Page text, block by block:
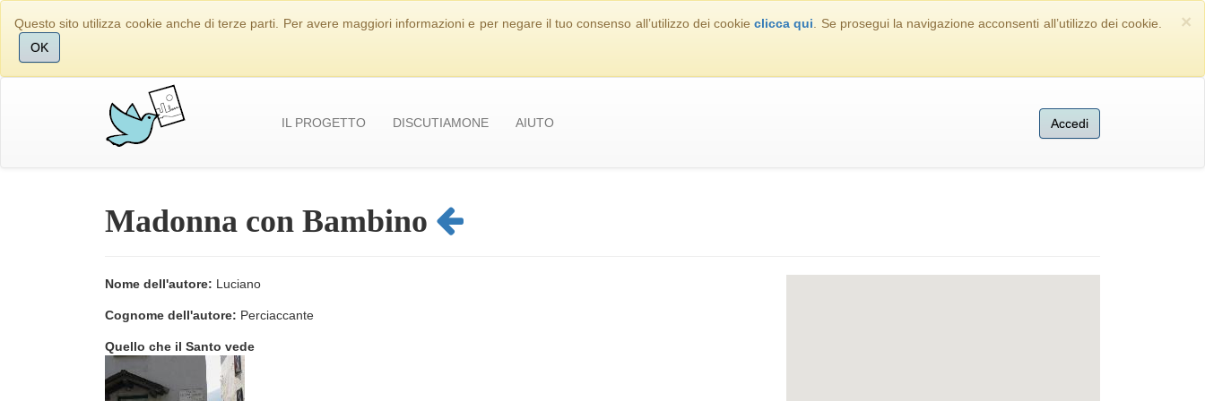
×
Questo sito utilizza cookie anche di terze parti. Per avere maggiori informazioni e per negare il tuo consenso all’utilizzo dei cookieclicca qui . Se prosegui la navigazione acconsenti all’utilizzo dei cookie.
OK
IL PROGETTO DISCUTIAMONE AIUTO Accedi
Madonna con Bambino
Nome dell'autore: Luciano
Cognome dell'autore: Perciaccante
Quello che il Santo vede